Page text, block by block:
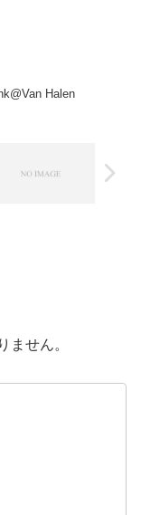
Halen
ません。